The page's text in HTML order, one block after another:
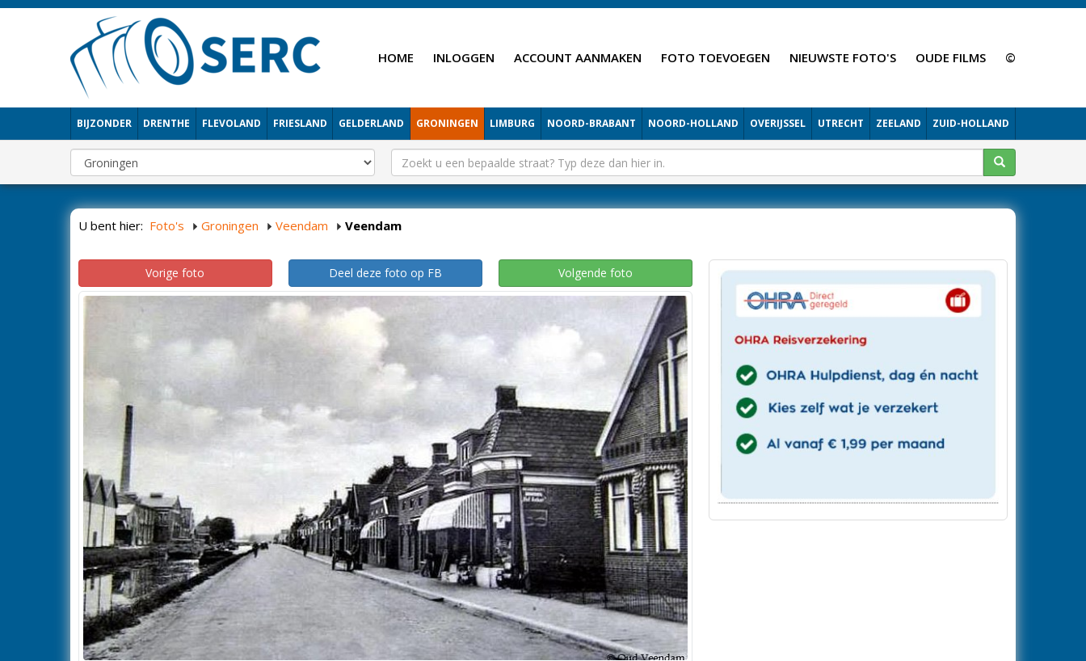
HOME INLOGGEN ACCOUNT AANMAKEN FOTO TOEVOEGEN NIEUWSTE FOTO'S OUDE FILMS ©
BIJZONDER DRENTHE FLEVOLAND FRIESLAND GELDERLAND GRONINGEN LIMBURG NOORD-BRABANT NOORD-HOLLAND OVERIJSSEL UTRECHT ZEELAND ZUID-HOLLAND
U bent hier: Foto's Groningen Veendam Veendam
Vorige foto Deel deze foto op FB Volgende foto